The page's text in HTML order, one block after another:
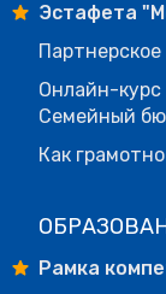
Эстафета
Онлайн-курс
Семейный
Как
Рамка